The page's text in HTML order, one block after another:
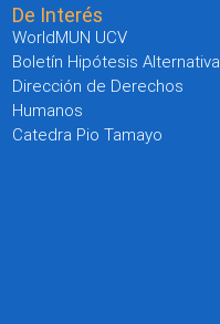
De Interés
WorldMUN UCV
Boletín Hipótesis Alternativa
Dirección de Derechos
Humanos
Catedra Pio Tamayo